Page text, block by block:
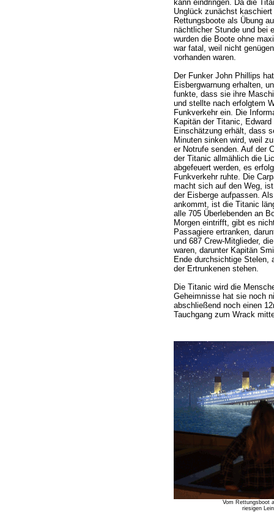
kann eindringen. Da die
Unglück zunächst
Rettungsboote als Übung
nächtlicher Stunde und bei
wurden die Boote ohne
war fatal, weil nicht
vorhanden waren.
Der Funker John Phillips
Eisbergwarnung erhalten,
funkte, dass sie ihre
und stellte nach erfolgtem
Funkverkehr ein. Die
Kapitän der Titanic,
Einschätzung erhält, dass
Minuten sinken wird, weil
er Notrufe senden. Auf der
der Titanic allmählich die
abgefeuert werden, es
Funkverkehr ruhte. Die
macht sich auf den Weg,
der Eisberge aufpassen.
ankommt, ist die Titanic
alle 705 Überlebenden an
Morgen eintrifft, gibt es
Passagiere ertranken,
und 687 Crew-Mitglieder,
waren, darunter Kapitän
Ende durchsichtige Stelen,
der Ertrunkenen stehen.
Die Titanic wird die
Geheimnisse hat sie noch
abschließend noch einen
Tauchgang zum Wrack
Vom Rettungsboot
riesigen